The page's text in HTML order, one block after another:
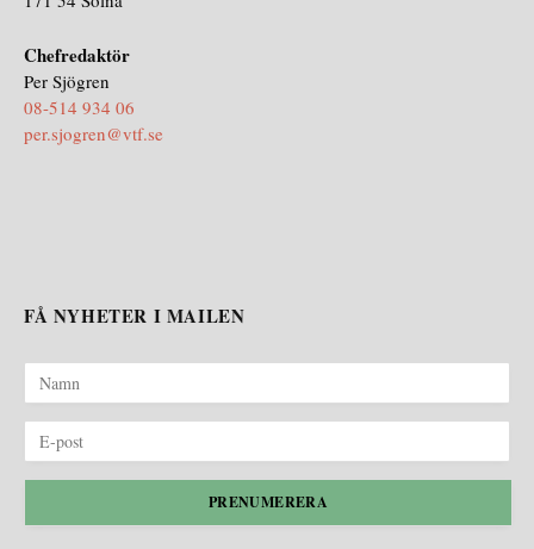
Chefredaktör
Per Sjögren
08-514 934 06
per.sjogren@vtf.se
FÅ NYHETER I MAILEN
PRENUMERERA